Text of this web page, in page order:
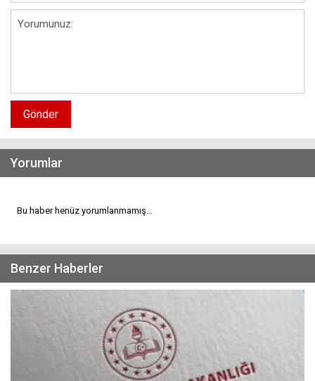
Gönder
Yorumlar
Bu haber henüz yorumlanmamış...
Benzer Haberler